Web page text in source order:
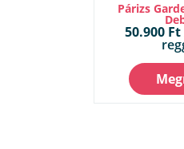
Párizs
50.900